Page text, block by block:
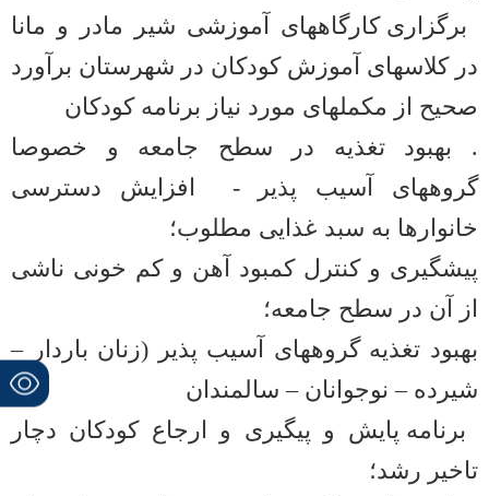
برگزاری کارگاههای آموزشی شیر مادر و مانا
در کلاسهای آموزش کودکان در شهرستان برآورد
صحیح از مکملهای مورد نیاز برنامه کودکان
. بهبود تغذیه در سطح جامعه و خصوصا
گروههای آسیب پذیر -
افزایش دسترسی
خانوارها به سبد غذایی مطلوب؛
پیشگیری و کنترل کمبود آهن و کم خونی ناشی
از آن در سطح جامعه؛
بهبود تغذیه گروههای آسیب پذیر (زنان باردار –
شیرده – نوجوانان – سالمندان
برنامه پایش و پیگیری و ارجاع کودکان دچار
تاخیر رشد؛